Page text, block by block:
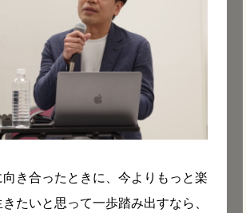
向き合ったときに、今よりもっと楽
たいと思って一歩踏み出すなら、